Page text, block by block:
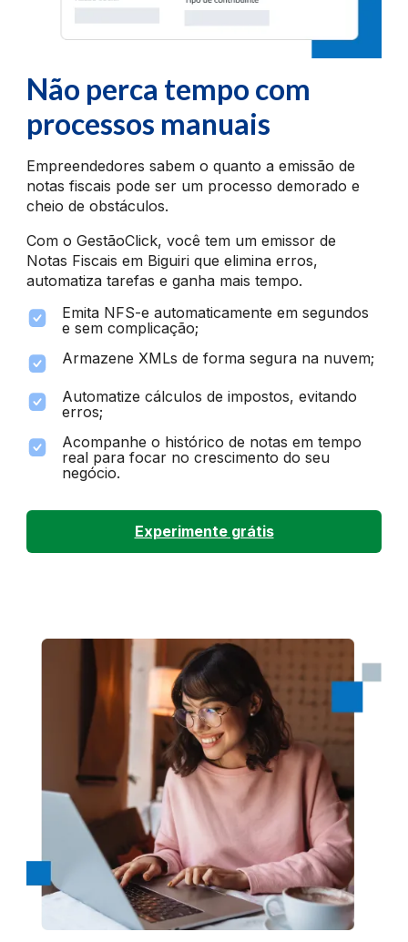
Não perca tempo com
processos manuais
Empreendedores sabem o quanto a emissão de
notas fiscais pode ser um processo demorado e
cheio de obstáculos.
Com o GestãoClick, você tem um emissor de
Notas Fiscais em Biguiri que elimina erros,
automatiza tarefas e ganha mais tempo.
Emita NFS-e automaticamente em segundos
e sem complicação;
Armazene XMLs de forma segura na nuvem;
Automatize cálculos de impostos, evitando
erros;
Acompanhe o histórico de notas em tempo
real para focar no crescimento do seu
negócio.
Experimente grátis